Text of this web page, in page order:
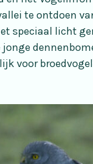
te ontdoen
speciaal licht
voor